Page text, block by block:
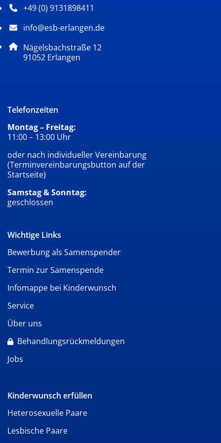
+49 (0) 9131898411
Telefonnummer: 4 9 0 9 1 3 1 8 9 8 4 1 1
info@esb-erlangen.de
E-Mail Adresse: info@esb-erlangen.de
Adresse:
Nägelsbachstraße 12
91052 , 9 1 0 5 2
Erlangen
Telefonzeiten
Montag – Freitag:
11:00 – 13:00 Uhr
oder nach individueller Vereinbarung
(Terminvereinbarungsbutton auf der
Startseite)
Samstag & Sonntag:
geschlossen
Wichtige Links
Bewerbung als Samenspender
Termin zur Samenspende
Infomappe bei Kinderwunsch
Service
Über uns
Behandlungsrückmeldungen
Jobs
Kinderwunsch erfüllen
Heterosexuelle Paare
Lesbische Paare